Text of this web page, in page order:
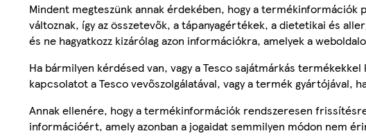
Mindent megteszünk annak érdekében, hogy a
változnak, így az összetevők, a tápanyagértékek, a dietetikai és
és ne hagyatkozz kizárólag azon információkra, amelyek a
Ha bármilyen kérdésed van, vagy a Tesco sajátmárkás
kapcsolatot a Tesco vevőszolgálatával, vagy a termék gyártójával,
Annak ellenére, hogy a termékinformációk rendszeresen
információért, amely azonban a jogaidat semmilyen módon nem